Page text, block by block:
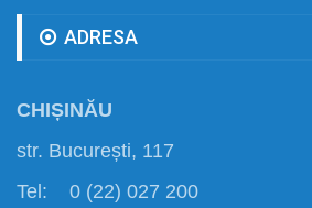
ADRESA
CHIȘINĂU
str. București, 117
Tel: 0 (22) 027 200